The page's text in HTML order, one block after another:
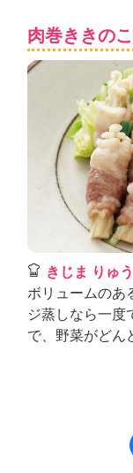
肉巻ききの
きじま りゅ
ボリュームのあ
ジ蒸しなら一度
で、野菜がどん